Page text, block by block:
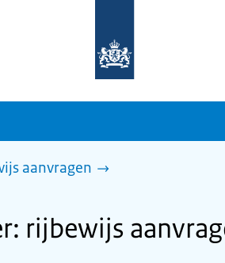
homepage
sdg.rijksoverheid.nl
aanvragen
rijbewijs